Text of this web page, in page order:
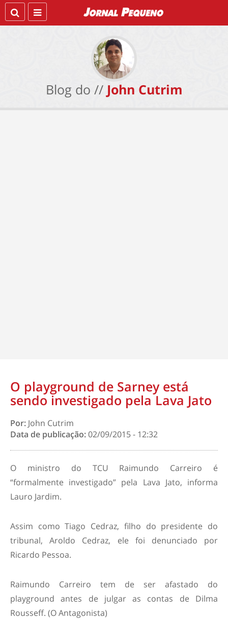
Blog do // John Cutrim
O playground de Sarney está
sendo investigado pela Lava Jato
Por: John Cutrim
Data de publicação:02/09/2015 - 12:32
O ministro do TCU Raimundo Carreiro é
“formalmente investigado” pela Lava Jato, informa
Lauro Jardim.
Assim como Tiago Cedraz, filho do presidente do
tribunal, Aroldo Cedraz, ele foi denunciado por
Ricardo Pessoa.
Raimundo Carreiro tem de ser afastado do
playground antes de julgar as contas de Dilma
Rousseff. (O Antagonista)